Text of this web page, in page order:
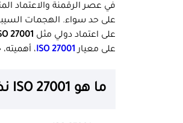
في عصر الرقمنة والاعتماد
على حد سواء. الهجمات
على اعتماد دولي مثل 27001
على معيارISO 27001،
ما هو ISO 27001 نظام إدارة أمن المعلومات؟